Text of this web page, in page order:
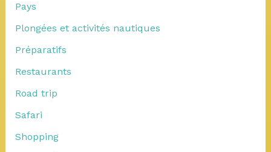
Pays
Plongées et activités nautiques
Préparatifs
Restaurants
Road trip
Safari
Shopping